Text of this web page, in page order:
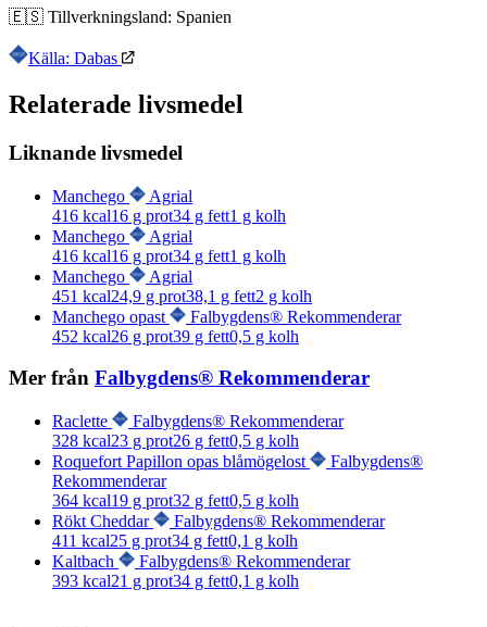
🇪🇸 Tillverkningsland: Spanien
Källa: Dabas
Relaterade livsmedel
Liknande livsmedel
Manchego
Agrial
416 kcal16 g prot34 g fett1 g kolh
Manchego
Agrial
416 kcal16 g prot34 g fett1 g kolh
Manchego
Agrial
451 kcal24,9 g prot38,1 g fett2 g kolh
Manchego opast
Falbygdens® Rekommenderar
452 kcal26 g prot39 g fett0,5 g kolh
Mer från Falbygdens® Rekommenderar
Raclette
Falbygdens® Rekommenderar
328 kcal23 g prot26 g fett0,5 g kolh
Roquefort Papillon opas blåmögelost
Falbygdens®
Rekommenderar
364 kcal19 g prot32 g fett0,5 g kolh
Rökt Cheddar
Falbygdens® Rekommenderar
411 kcal25 g prot34 g fett0,1 g kolh
Kaltbach
Falbygdens® Rekommenderar
393 kcal21 g prot34 g fett0,1 g kolh